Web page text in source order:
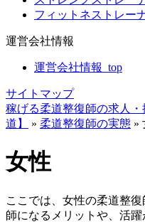
フィットネストレー
運営会社情報
運営会社情報_top
サイトマップ
稼げる柔道整復師の求人
道】
» 柔道整復師の実態 »
女性
ここでは、女性の柔道整
師になるメリットや、活